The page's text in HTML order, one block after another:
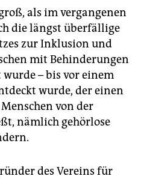
als im vergangenen
die längst überfällige
zur Inklusion und
mit Behinderungen
wurde – bis vor einem
wurde, der einen
von der
nämlich gehörlose
des Vereins für